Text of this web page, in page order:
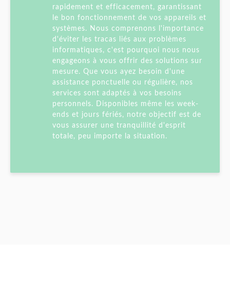
rapidement et efficacement, garantissant
le bon fonctionnement de vos appareils et
systèmes. Nous comprenons l'importance
d'éviter les tracas liés aux problèmes
informatiques, c'est pourquoi nous nous
engageons à vous offrir des solutions sur
mesure. Que vous ayez besoin d'une
assistance ponctuelle ou régulière, nos
services sont adaptés à vos besoins
personnels. Disponibles même les week-
ends et jours fériés, notre objectif est de
vous assurer une tranquillité d'esprit
totale, peu importe la situation.